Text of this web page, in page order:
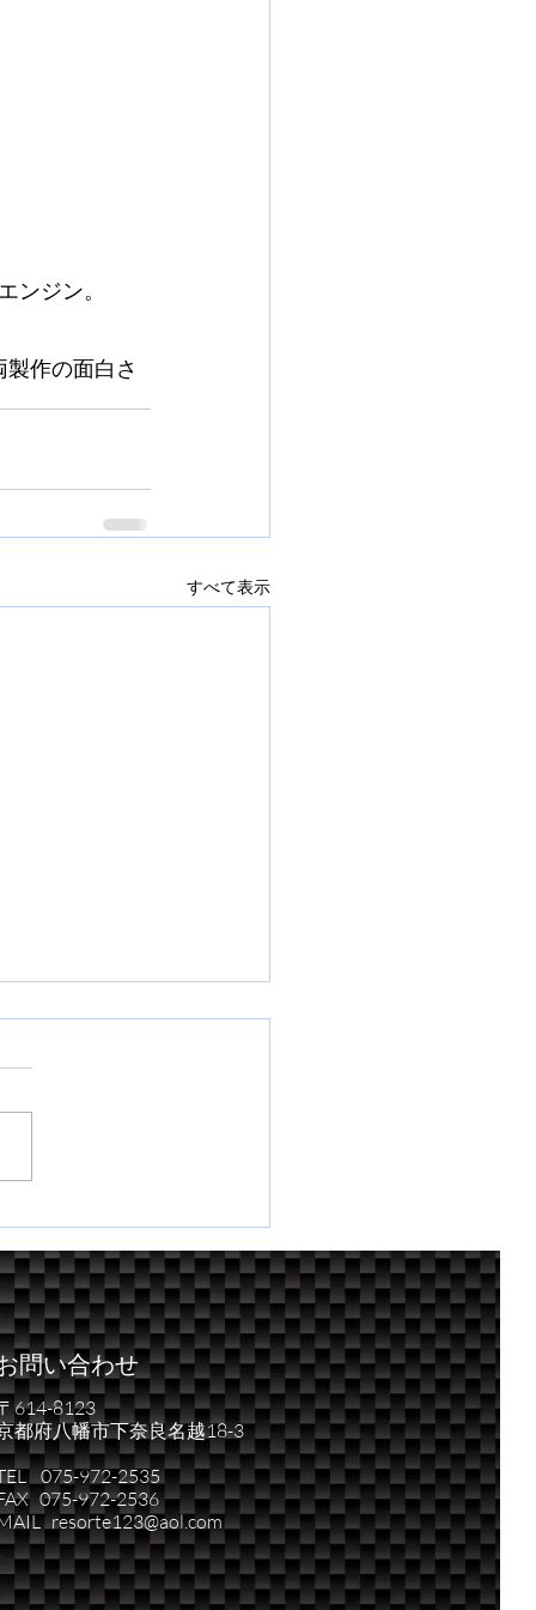
ンジン。
作の面白さ
すべて表示
競技車、スイフトがも
。
問い合わせ
614-8123
都府八幡市下奈良名越18-3
075-972-2535
075-972-2536
resorte123@aol.com